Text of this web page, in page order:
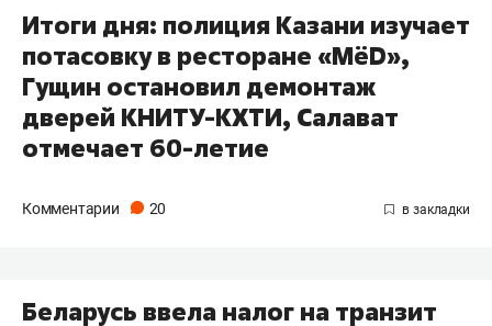
Итоги дня: полиция Казани изучает
потасовку в ресторане «МёD»,
Гущин остановил демонтаж
дверей КНИТУ-КХТИ, Салават
отмечает 60-летие
Комментарии 20
Беларусь ввела налог на транзит